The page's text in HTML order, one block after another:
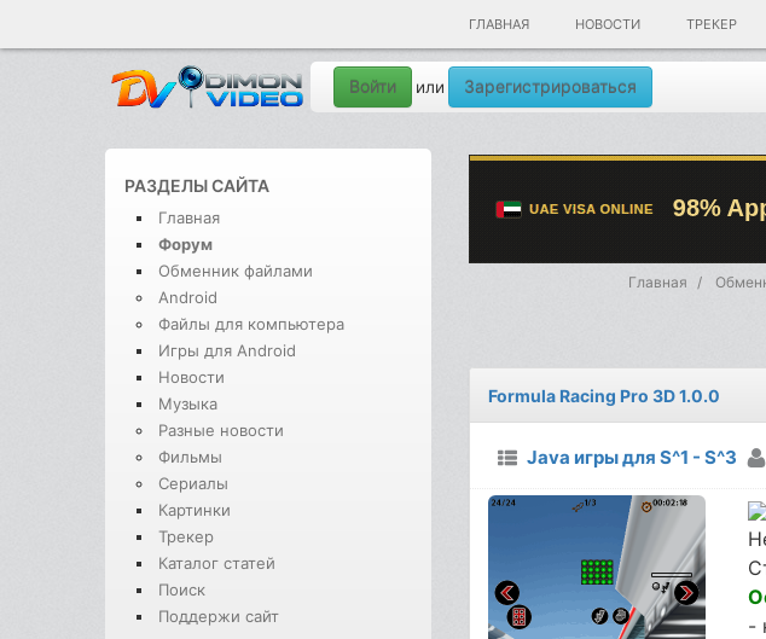
ГЛАВНАЯ НОВОСТИ ТРЕКЕР
Войти или Зарегистрироваться
РАЗДЕЛЫ САЙТА
Главная
Форум
Обменник файлами
Android
Файлы для компьютера
Игры для Android
Новости
Музыка
Разные новости
Фильмы
Сериалы
Картинки
Трекер
Каталог статей
Поиск
Поддержи сайт
Главная
Formula Racing Pro 3D 1.0.0
Java игры для S^1 - S^3
-